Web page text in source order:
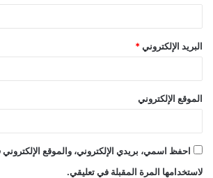
البريد الإلكتروني *
الموقع الإلكتروني
احفظ اسمي، بريدي الإلكتروني، والموقع
لاستخدامها المرة المقبلة في تعليقي.